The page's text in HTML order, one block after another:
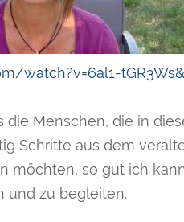
watch?v=6al1-
die Menschen, die in
Schritte aus dem
möchten, so gut ich
und zu begleiten.